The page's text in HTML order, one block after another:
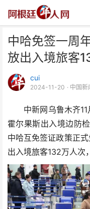
中哈免签一周
放出入境旅客
cui
2024-11-20 · 中国新
中新网乌鲁木齐11
霍尔果斯出入境边防
中哈互免签证政策正
出入境旅客132万人次
中哈免签一周年
岸共验放出入境